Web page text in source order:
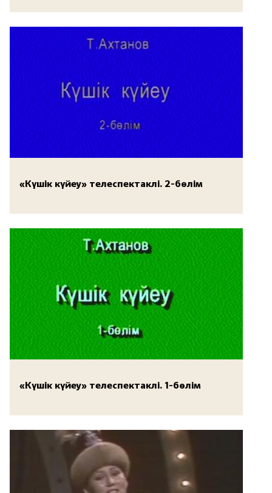
«Күшік күйеу» телеспектаклі. 2-бөлім
«Күшік күйеу» телеспектаклі. 1-бөлім